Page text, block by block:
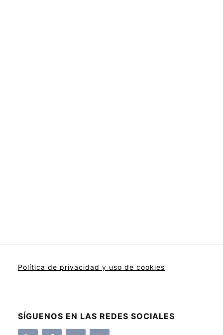
Política de privacidad y uso de cookies
SÍGUENOS EN LAS REDES SOCIALES